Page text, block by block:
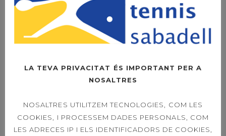
LA TEVA PRIVACITAT ÉS IMPORTANT PER A
NOSALTRES
NOSALTRES UTILITZEM TECNOLOGIES, COM LES
COOKIES, I PROCESSEM DADES PERSONALS, COM
LES ADRECES IP I ELS IDENTIFICADORS DE COOKIES,